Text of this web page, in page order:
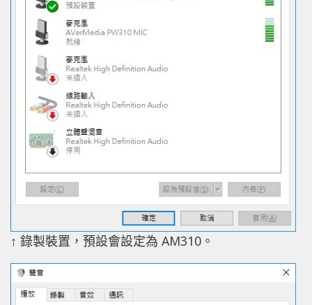
↑ 錄製裝置，預設會設定為 AM310。